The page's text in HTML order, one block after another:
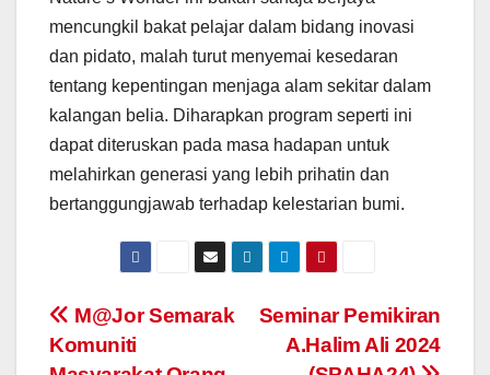
mencungkil bakat pelajar dalam bidang inovasi
dan pidato, malah turut menyemai kesedaran
tentang kepentingan menjaga alam sekitar dalam
kalangan belia. Diharapkan program seperti ini
dapat diteruskan pada masa hadapan untuk
melahirkan generasi yang lebih prihatin dan
bertanggungjawab terhadap kelestarian bumi.
Navigasi
Seminar Pemikiran
A.Halim Ali 2024
M@Jor Semarak
Komuniti